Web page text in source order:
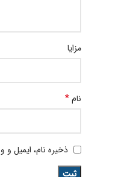
مزایا
نام*
ذخیره نام، ایمیل